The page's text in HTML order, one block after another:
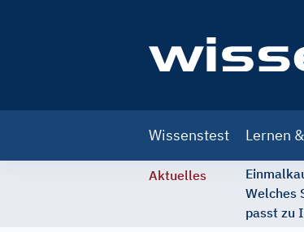
navigation
Wissenstest Lernen
Aktuelles
Welches
passt zu